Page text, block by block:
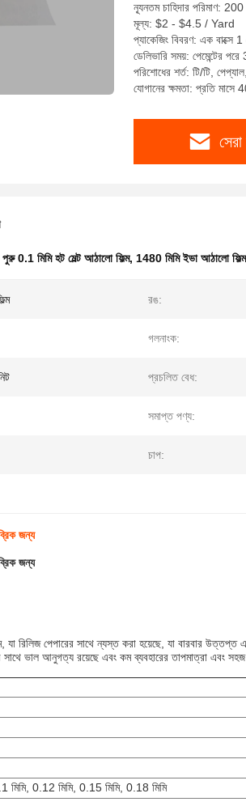
ন্যূনতম চাহিদার পরিমাণ:
মূল্য: $2 - $4.5 / Yard
প্যাকেজিং বিবরণ: এক বাক্সে
ডেলিভারি সময়: পেমেন্টের
পরিশোধের শর্ত: টি/টি,
যোগানের ক্ষমতা: প্রতি
পুরু 0.1 মিমি হট মেল্ট আঠালো ফিল্ম, 1480 মিমি ইভা আঠালো ফিল্ম
রঙ:
গলনাংক:
প্রচলিত বেধ:
সমাপ্ত পণ্য:
চাপ:
জন্য
জন্য
রিলিজ পেপারের সাথে ন্যস্ত করা হয়েছে, যা বারবার উত্তপ্ত
ভাল আনুগত্য রয়েছে এবং কম ব্যবহারের তাপমাত্রা এবং সহজ
মিমি, 0.12 মিমি, 0.15 মিমি, 0.18 মিমি